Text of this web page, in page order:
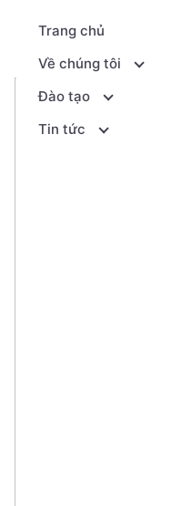
Trang chủ
Về chúng tôi
Đào tạo
Tin tức
Nền
Hành
Opps -